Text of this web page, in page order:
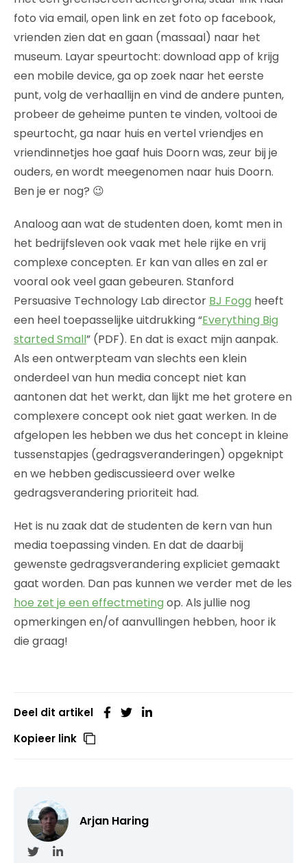
foto via email, open link en zet foto op facebook,
vrienden zien dat en gaan (massaal) naar het
museum. Layar speurtocht: download app of krijg
een mobile device, ga op zoek naar het eerste
punt, volg de verhaallijn en vind de andere punten,
probeer de geheime punten te vinden, voltooi de
speurtocht, ga naar huis en vertel vriendjes en
vriendinnetjes hoe gaaf huis Doorn was, zeur bij je
ouders, en wordt meegenomen naar huis Doorn.
Ben je er nog? 😉
Analoog aan wat de studenten doen, komt men in
het bedrijfsleven ook vaak met hele rijke en vrij
complexe concepten. Er kan van alles en zal er
vooral ook veel gaan gebeuren. Stanford
Persuasive Technology Lab director BJ Fogg heeft
een heel toepasselijke uitdrukking “Everything Big
started Small” (PDF). En dat is exact mijn aanpak.
Als een ontwerpteam van slechts een klein
onderdeel van hun media concept niet kan
aantonen dat het werkt, dan lijkt me het grotere en
complexere concept ook niet gaat werken. In de
afgelopen les hebben we dus het concept in kleine
tussenstapjes (gedragsveranderingen) opgeknipt
en we hebben gediscussieerd over welke
gedragsverandering prioriteit had.
Het is nu zaak dat de studenten de kern van hun
media toepassing vinden. En dat de daarbij
gewenste gedragsverandering expliciet gemaakt
gaat worden. Dan pas kunnen we verder met de les
hoe zet je een effectmeting op. Als jullie nog
opmerkingen en/of aanvullingen hebben, hoor ik
die graag!
Deel dit artikel
Kopieer link
Arjan Haring